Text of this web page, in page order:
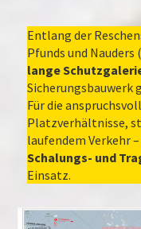
Entlang der
Pfunds und
lange
Sicherungsbauwerk
Für die
Platzverhältnisse,
laufendem Verkehr
Schalungs- und
Einsatz.